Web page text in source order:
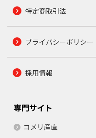
特定商取引法
プライバシーポリシー
採用情報
専門サイト
コメリ産直